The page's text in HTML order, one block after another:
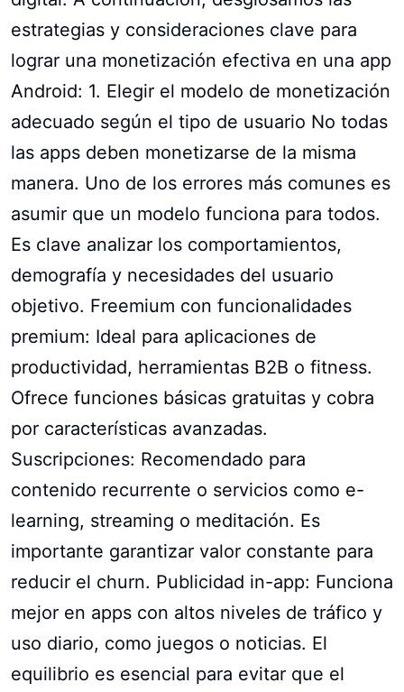
estrategias y consideraciones clave para
lograr una monetización efectiva en una app
Android: 1. Elegir el modelo de monetización
adecuado según el tipo de usuario No todas
las apps deben monetizarse de la misma
manera. Uno de los errores más comunes es
asumir que un modelo funciona para todos.
Es clave analizar los comportamientos,
demografía y necesidades del usuario
objetivo. Freemium con funcionalidades
premium: Ideal para aplicaciones de
productividad, herramientas B2B o fitness.
Ofrece funciones básicas gratuitas y cobra
por características avanzadas.
Suscripciones: Recomendado para
contenido recurrente o servicios como e-
learning, streaming o meditación. Es
importante garantizar valor constante para
reducir el churn. Publicidad in-app: Funciona
mejor en apps con altos niveles de tráfico y
uso diario, como juegos o noticias. El
equilibrio es esencial para evitar que el